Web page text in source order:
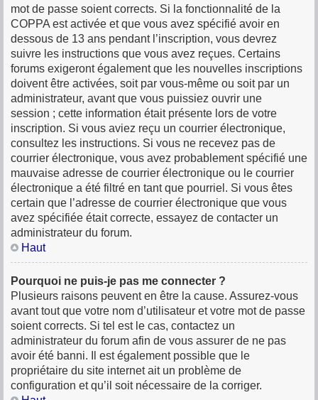
mot de passe soient corrects. Si la fonctionnalité de la
COPPA est activée et que vous avez spécifié avoir en
dessous de 13 ans pendant l’inscription, vous devrez
suivre les instructions que vous avez reçues. Certains
forums exigeront également que les nouvelles inscriptions
doivent être activées, soit par vous-même ou soit par un
administrateur, avant que vous puissiez ouvrir une
session ; cette information était présente lors de votre
inscription. Si vous aviez reçu un courrier électronique,
consultez les instructions. Si vous ne recevez pas de
courrier électronique, vous avez probablement spécifié une
mauvaise adresse de courrier électronique ou le courrier
électronique a été filtré en tant que pourriel. Si vous êtes
certain que l’adresse de courrier électronique que vous
avez spécifiée était correcte, essayez de contacter un
administrateur du forum.
Haut
Pourquoi ne puis-je pas me connecter ?
Plusieurs raisons peuvent en être la cause. Assurez-vous
avant tout que votre nom d’utilisateur et votre mot de passe
soient corrects. Si tel est le cas, contactez un
administrateur du forum afin de vous assurer de ne pas
avoir été banni. Il est également possible que le
propriétaire du site internet ait un problème de
configuration et qu’il soit nécessaire de la corriger.